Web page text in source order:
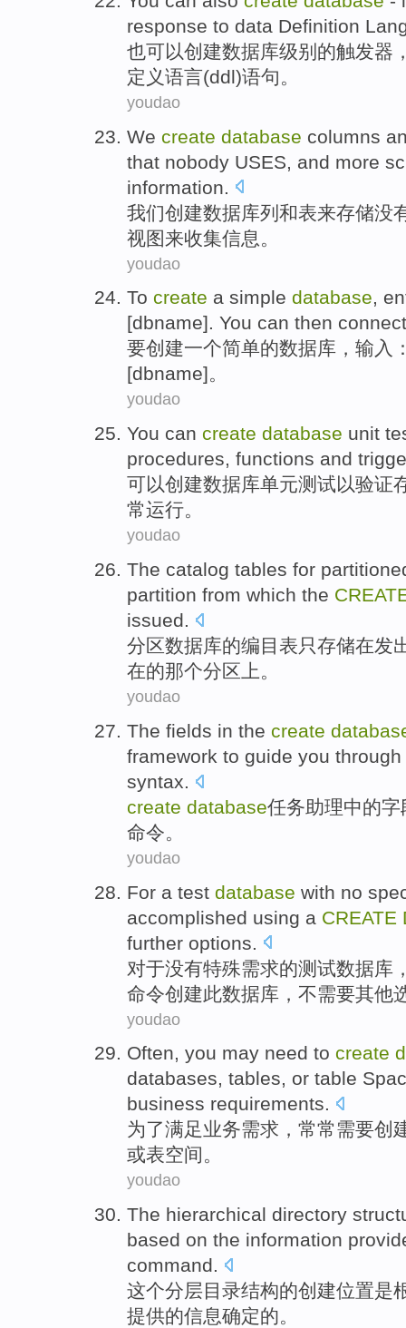
response to data Definition
也可以创建数据库级别 的触发器
定义语言(ddl)语句。
youdao
We create database columns
that nobody USES and more
information.
我们创建数据库列和表来存储没
视图来收集信息。
youdao
To create a simple database,
[dbname]. You can then
要创建一个简单的数据库 ， 输入
[dbname]。
youdao
You can create database unit
procedures, functions and
可以创建数据库单元测试以验证
常运行。
youdao
The catalog tables for
partition from which the
issued.
分区数据库的编目表只存储在发
在的那个分区上。
youdao
The fields in the create
framework to guide you
syntax.
create database任务助理中的字
命令。
youdao
For a test database with no
accomplished using a CREATE
further options
对于没有特殊需求的测试数据库
命令创建此数据库， 不需要其他
youdao
Often, you may need to create
databases, tables, or table
business requirements.
为了满足业务需求 ， 常常需要创
或表空间。
youdao
The hierarchical directory
based on the information
command.
这个分层目录结构的创建位置是
提供的信息确定的。